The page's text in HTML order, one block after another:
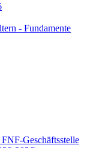
- Fundamente
Geschäftsstelle